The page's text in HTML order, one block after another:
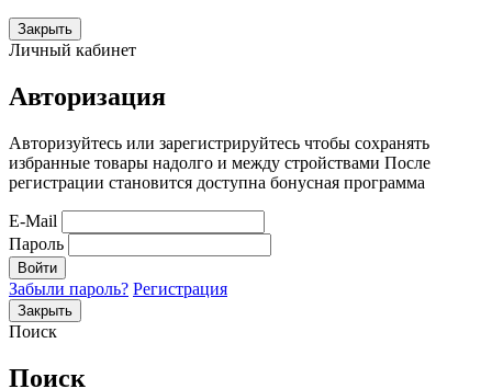
Закрыть
Личный кабинет
Авторизация
Авторизуйтесь или зарегистрируйтесь чтобы сохранять
избранные товары надолго и между стройствами После
регистрации становится доступна бонусная программа
E-Mail
Пароль
Войти
Забыли пароль? Регистрация
Закрыть
Поиск
Поиск